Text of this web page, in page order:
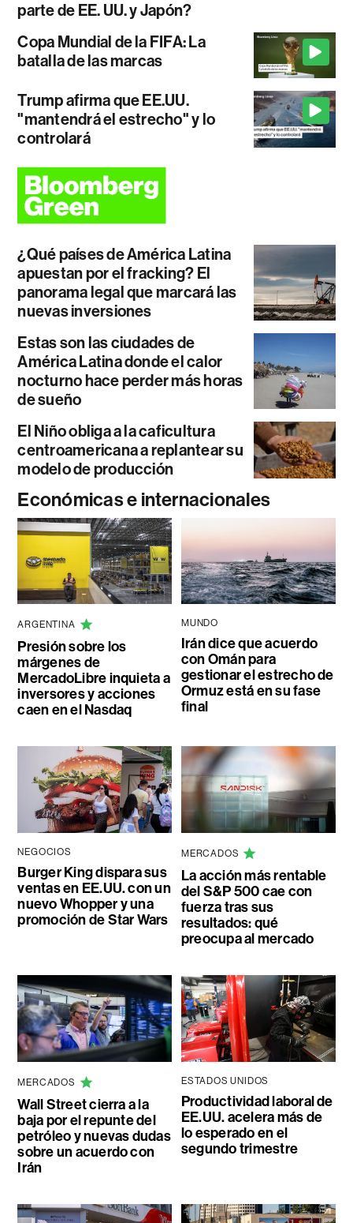
parte de EE. UU. y Japón?
Copa Mundial de la FIFA: La
batalla de las marcas
Trump afirma que EE.UU.
"mantendrá el estrecho" y lo
controlará
¿Qué países de América Latina
apuestan por el fracking? El
panorama legal que marcará las
nuevas inversiones
Estas son las ciudades de
América Latina donde el calor
nocturno hace perder más horas
de sueño
El Niño obliga a la caficultura
centroamericana a replantear su
modelo de producción
Económicas e internacionales
ARGENTINA
Presión sobre los
márgenes de
MercadoLibre inquieta a
inversores y acciones
caen en el Nasdaq
MUNDO
Irán dice que acuerdo
con Omán para
gestionar el estrecho de
Ormuz está en su fase
final
NEGOCIOS
Burger King dispara sus
ventas en EE.UU. con un
nuevo Whopper y una
promoción de Star Wars
MERCADOS
La acción más rentable
del S&P 500 cae con
fuerza tras sus
resultados: qué
preocupa al mercado
MERCADOS
Wall Street cierra a la
baja por el repunte del
petróleo y nuevas dudas
sobre un acuerdo con
Irán
ESTADOS UNIDOS
Productividad laboral de
EE.UU. acelera más de
lo esperado en el
segundo trimestre